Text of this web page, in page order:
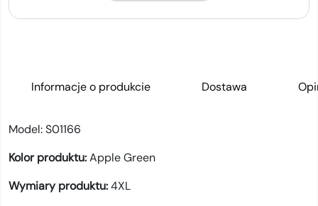
Informacje o produkcie Dostawa
Model:S01166
Kolor produktu:Apple Green
Wymiary produktu:4XL